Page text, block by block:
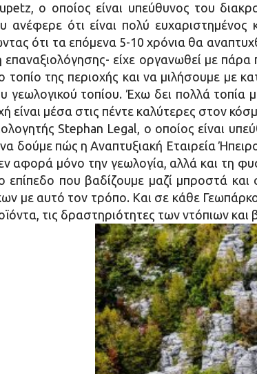
ο οποίος είναι υπεύθυνος του
ανέφερε ότι είναι πολύ
ότι τα επόμενα 5-10 χρόνια θα
είχε οργανωθεί με πάρα
τοπίο της περιοχής και να μιλήσουμε με
γεωλογικού τοπίου. Έχω δει πολλά
είναι μέσα στις πέντε καλύτερες στον
Stephan Legal, ο οποίος είναι
να δούμε πώς η Αναπτυξιακή Εταιρεία
αφορά μόνο την γεωλογία, αλλά και τη
επίπεδο που βαδίζουμε μαζί μπροστά και
με αυτό τον τρόπο. Και σε κάθε
τις δραστηριότητες των ντόπιων